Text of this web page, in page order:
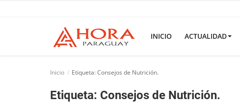
INICIO ACTUALIDAD
ACTUALIDAD
Inicio Etiqueta: Consejos de Nutrición.
Etiqueta: Consejos de Nutrición.